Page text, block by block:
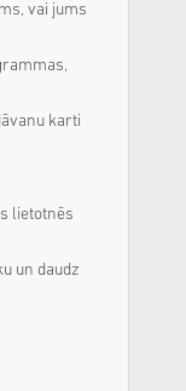
vai jums
karti
lietotnēs
un daudz